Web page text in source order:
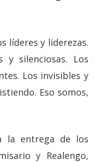
líderes y liderezas.
y silenciosas. Los
Los invisibles y
Eso somos,
la entrega de los
y Realengo,